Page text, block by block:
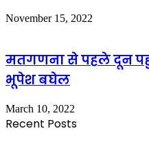
November 15, 2022
मतगणना से पहले दून
भूपेश बघेल
March 10, 2022
Recent Posts